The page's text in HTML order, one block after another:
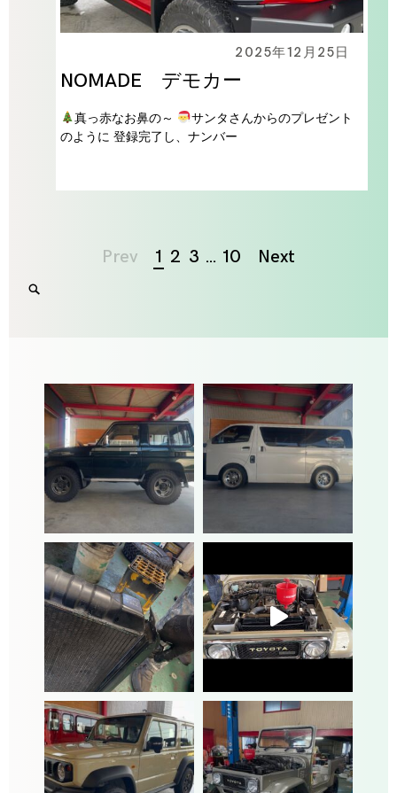
2025年12月25日
NOMADE デモカー
真っ赤なお鼻の～
サンタさんからのプレゼント
のように 登録完了し、ナンバー
Prev 1 2 3 … 10 Next
Search